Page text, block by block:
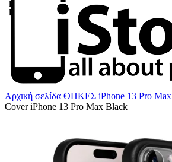
Αρχική σελίδα ΘΗΚΕΣ iPhone 13 Pro Max
Cover iPhone 13 Pro Max Black